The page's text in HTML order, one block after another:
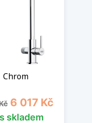
Chrom
cena
Cena
6 017 Kč
skladem